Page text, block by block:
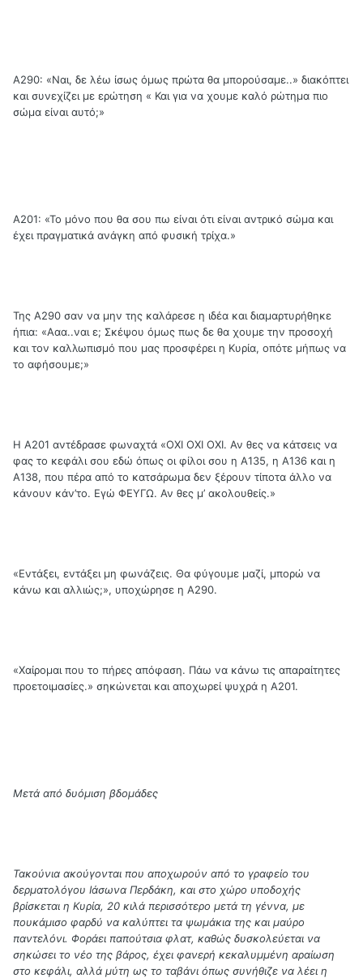
Α290: «Ναι, δε λέω ίσως όμως πρώτα θα μπορούσαμε..» διακόπτει
και συνεχίζει με ερώτηση « Και για να χουμε καλό ρώτημα πιο
σώμα είναι αυτό;»
Α201: «Το μόνο που θα σου πω είναι ότι είναι αντρικό σώμα και
έχει πραγματικά ανάγκη από φυσική τρίχα.»
Της Α290 σαν να μην της καλάρεσε η ιδέα και διαμαρτυρήθηκε
ήπια: «Ααα..ναι ε; Σκέψου όμως πως δε θα χουμε την προσοχή
και τον καλλωπισμό που μας προσφέρει η Κυρία, οπότε μήπως να
το αφήσουμε;»
Η Α201 αντέδρασε φωναχτά «ΟΧΙ ΟΧΙ ΟΧΙ. Αν θες να κάτσεις να
φας το κεφάλι σου εδώ όπως οι φίλοι σου η Α135, η Α136 και η
Α138, που πέρα από το κατσάρωμα δεν ξέρουν τίποτα άλλο να
κάνουν κάν’το. Εγώ ΦΕΥΓΩ. Αν θες μ’ ακολουθείς.»
«Εντάξει, εντάξει μη φωνάζεις. Θα φύγουμε μαζί, μπορώ να
κάνω και αλλιώς;», υποχώρησε η Α290.
«Χαίρομαι που το πήρες απόφαση. Πάω να κάνω τις απαραίτητες
προετοιμασίες.» σηκώνεται και αποχωρεί ψυχρά η Α201.
Μετά από δυόμιση βδομάδες
Τακούνια ακούγονται που αποχωρούν από το γραφείο του
δερματολόγου Ιάσωνα Περδάκη, και στο χώρο υποδοχής
βρίσκεται η Κυρία, 20 κιλά περισσότερο μετά τη γέννα, με
πουκάμισο φαρδύ να καλύπτει τα ψωμάκια της και μαύρο
παντελόνι. Φοράει παπούτσια φλατ, καθώς δυσκολεύεται να
σηκώσει το νέο της βάρος, έχει φανερή κεκαλυμμένη αραίωση
στο κεφάλι, αλλά μύτη ως το ταβάνι όπως συνήθιζε να λέει η